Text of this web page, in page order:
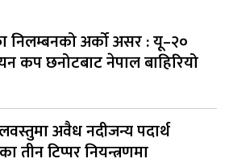
निलम्बनको अर्को असर : यू–२०
कप छनोटबाट नेपाल बाहिरियो
अवैध नदीजन्य पदार्थ
तीन टिप्पर नियन्त्रणमा